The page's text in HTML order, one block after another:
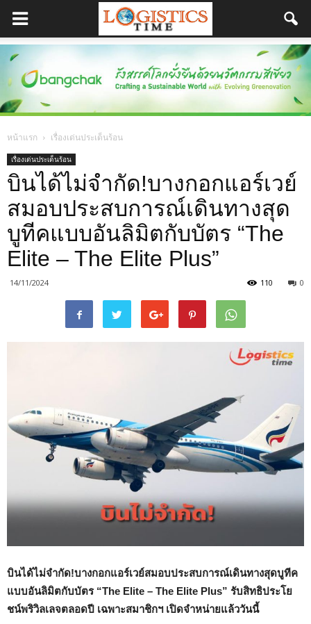
หน้าแรก เรื่องเด่นประเด็นร้อน
เรื่องเด่นประเด็นร้อน
บินได้ไม่จำกัด!บางกอกแอร์เวย์
สมอบประสบการณ์เดินทางสุด
บูทีคแบบอันลิมิตกับบัตร “The
Elite – The Elite Plus”
14/11/2024 0
110
บินได้ไม่จำกัด!บางกอกแอร์เวย์สมอบประสบการณ์เดินทางสุดบูทีค
แบบอันลิมิตกับบัตร “The Elite – The Elite Plus” รับสิทธิประโย
ชน์พริวิลเลจตลอดปี เฉพาะสมาชิกฯ เปิดจำหน่ายแล้ววันนี้